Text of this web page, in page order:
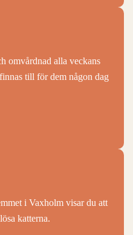
omvårdnad alla veckans
till för dem någon dag
i Vaxholm visar du att
katterna.